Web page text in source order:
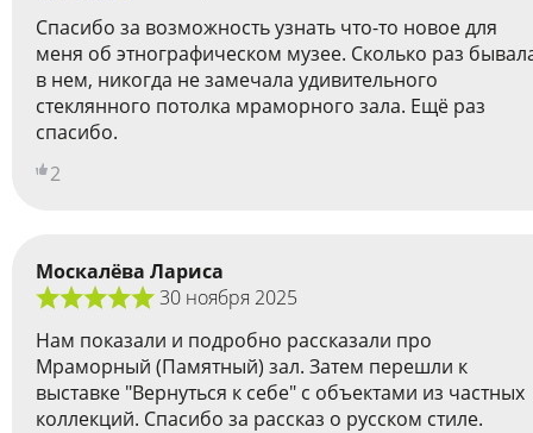
Спасибо за возможность узнать что-то новое для
меня об этнографическом музее. Сколько раз
в нем, никогда не замечала удивительного
стеклянного потолка мраморного зала. Ещё раз
спасибо.
2
Москалёва Лариса
30 ноября 2025
Нам показали и подробно рассказали про
Мраморный (Памятный) зал. Затем перешли к
выставке "Вернуться к себе" с объектами из частных
коллекций. Спасибо за рассказ о русском стиле.